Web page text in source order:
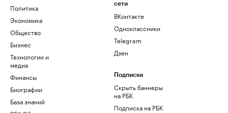
Политика
Экономика
Общество
Бизнес
Технологии и
медиа
Финансы
Биографии
База знаний
сети
ВКонтакте
Одноклассники
Telegram
Дзен
Подписки
Скрыть баннеры
на РБК
Подписка на РБК